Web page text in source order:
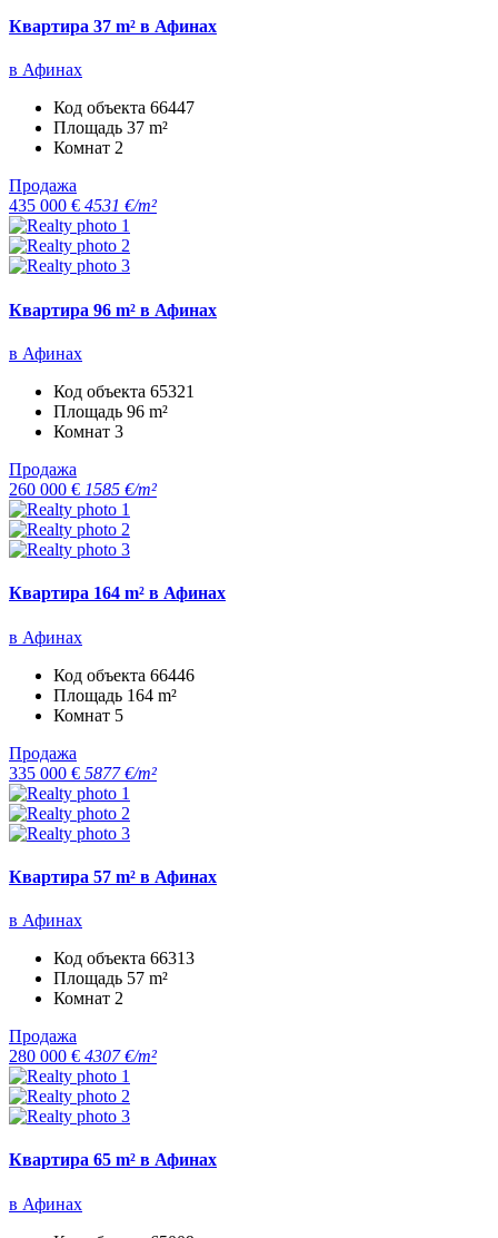
Квартира 37 m² в Афинах
в Афинах
Код объекта 66447
Площадь 37 m²
Комнат 2
Продажа
435 000 € 4531 €/m²
Квартира 96 m² в Афинах
в Афинах
Код объекта 65321
Площадь 96 m²
Комнат 3
Продажа
260 000 € 1585 €/m²
Квартира 164 m² в Афинах
в Афинах
Код объекта 66446
Площадь 164 m²
Комнат 5
Продажа
335 000 € 5877 €/m²
Квартира 57 m² в Афинах
в Афинах
Код объекта 66313
Площадь 57 m²
Комнат 2
Продажа
280 000 € 4307 €/m²
Квартира 65 m² в Афинах
в Афинах